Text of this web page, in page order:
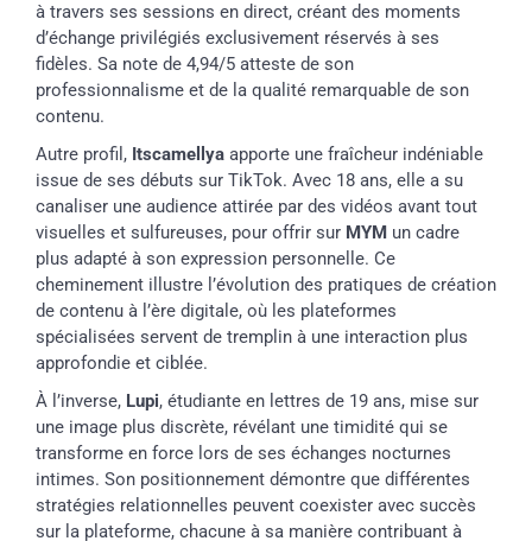
à travers ses sessions en direct, créant des moments
d’échange privilégiés exclusivement réservés à ses
fidèles. Sa note de 4,94/5 atteste de son
professionnalisme et de la qualité remarquable de son
contenu.
Autre profil, Itscamellya apporte une fraîcheur indéniable
issue de ses débuts sur TikTok. Avec 18 ans, elle a su
canaliser une audience attirée par des vidéos avant tout
visuelles et sulfureuses, pour offrir sur MYM un cadre
plus adapté à son expression personnelle. Ce
cheminement illustre l’évolution des pratiques de création
de contenu à l’ère digitale, où les plateformes
spécialisées servent de tremplin à une interaction plus
approfondie et ciblée.
À l’inverse, Lupi, étudiante en lettres de 19 ans, mise sur
une image plus discrète, révélant une timidité qui se
transforme en force lors de ses échanges nocturnes
intimes. Son positionnement démontre que différentes
stratégies relationnelles peuvent coexister avec succès
sur la plateforme, chacune à sa manière contribuant à